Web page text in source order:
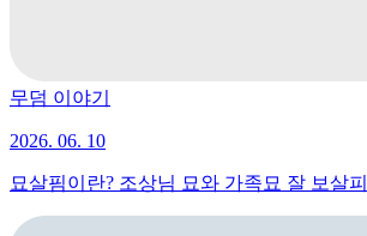
무덤 이야기
2026. 06. 10
묘살핌이란? 조상님 묘와 가족묘 잘 보살